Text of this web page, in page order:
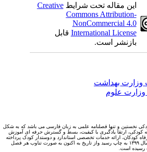
این مقاله تحت شرایطCreative
Commons Attribution-
NonCommercial 4.0
International Licenseقابل
بازنشر است.
بهداشت
علوم
نخستین و تنها فصلنامه علمی به زبان فارسی می باشد که به شکل
ارتقا یادگیری با کیفیت، بسط و گسترش حرفه ای آموزش
ارائه خدمات تخصصی استاندارد و دوستدار کودک پرداخته
است. شماره اول فصلنامه در پاییز سال ۱۳۹۹ به چاپ رسید واز تاریخ به اکنون به صورت تناوب هر فصل